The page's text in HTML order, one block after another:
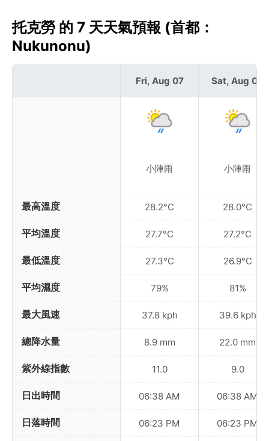
托克勞 的 7 天天氣預報 (首都：
Nukunonu)
最高溫度
平均溫度
最低溫度
平均濕度
最大風速
總降水量
紫外線指數
日出時間
日落時間
Fri, Aug 07
小陣雨
28.2°C
27.7°C
27.3°C
79%
37.8 kph
8.9 mm
11.0
06:38 AM
06:23 PM
Sat, Aug 08
小陣雨
28.0°C
27.2°C
26.9°C
81%
39.6 kph
22.0 mm
9.0
06:38 AM
06:23 PM